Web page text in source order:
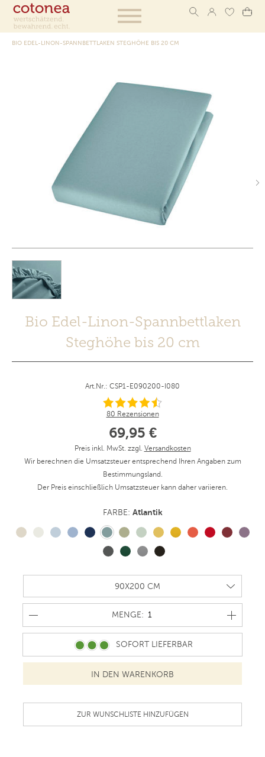
BIO EDEL-LINON-SPANNBETTLAKEN STEGHÖHE BIS 20 CM
Bio Edel-Linon-Spannbettlaken
Steghöhe bis 20 cm
Art.Nr.: CSP1-E090200-I080
80 Rezensionen
69,95 €
Preis inkl. MwSt. zzgl. Versandkosten
Wir berechnen die Umsatzsteuer entsprechend Ihren Angaben zum
Bestimmungsland.
Der Preis einschließlich Umsatzsteuer kann daher variieren.
FARBE: Atlantik
MENGE: MENGE
SOFORT LIEFERBAR
ZUR WUNSCHLISTE HINZUFÜGEN